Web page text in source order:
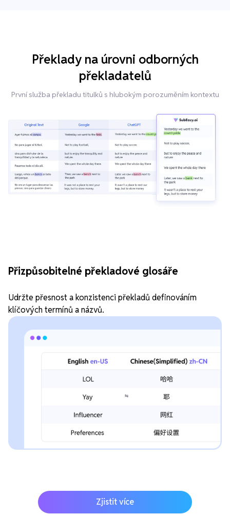
Překlady na úrovni odborných
překladatelů
První služba překladu titulků s hlubokým porozuměním kontextu
Přizpůsobitelné překladové glosáře
Udržte přesnost a konzistenci překladů definováním
klíčových termínů a názvů.
Zjistit více